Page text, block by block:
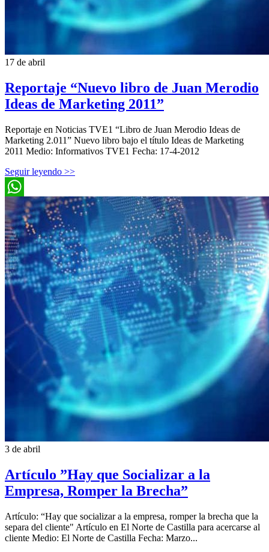
17 de abril
Reportaje “Nuevo libro de Juan Merodio
Ideas de Marketing 2011”
Reportaje en Noticias TVE1 “Libro de Juan Merodio Ideas de
Marketing 2.011” Nuevo libro bajo el título Ideas de Marketing
2011 Medio: Informativos TVE1 Fecha: 17-4-2012
Seguir leyendo >>
WhatsApp
3 de abril
Artículo ”Hay que Socializar a la
Empresa, Romper la Brecha”
Artículo: “Hay que socializar a la empresa, romper la brecha que la
separa del cliente" Artículo en El Norte de Castilla para acercarse al
cliente Medio: El Norte de Castilla Fecha: Marzo...